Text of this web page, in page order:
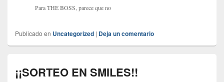
Para THE BOSS, parece que no
Publicado en Uncategorized | Deja un comentario
¡¡SORTEO EN SMILES!!